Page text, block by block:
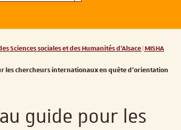
Sciences sociales et des Humanités d'Alsace | MISHA
les chercheurs internationaux en quête d'orientation
guide pour les